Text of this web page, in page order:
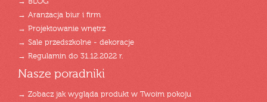
→ Aranżacja biur i firm
→ Projektowanie wnętrz
→ Sale przedszkolne - dekoracje
→ Regulamin do 31.12.2022 r.
Nasze poradniki
→ Zobacz jak wygląda produkt w Twoim pokoju